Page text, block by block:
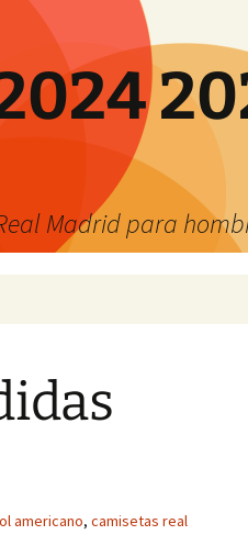
Madrid para
americano, camisetas real